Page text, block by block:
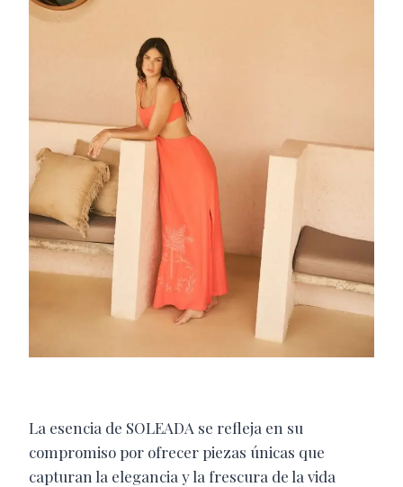
La esencia de SOLEADA se refleja en su
compromiso por ofrecer piezas únicas que
capturan la elegancia y la frescura de la vida